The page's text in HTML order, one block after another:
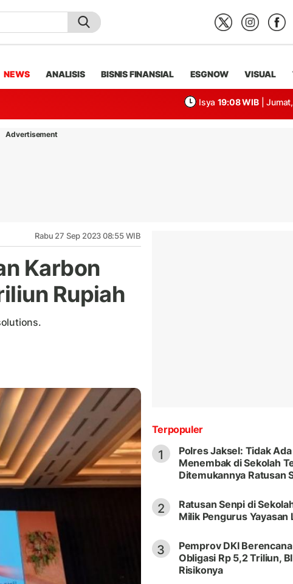
NEWS ANALISIS BISNIS FINANSIAL ESGNOW VISUAL
Isya 19:08 WIB |
Advertisement
Rabu 27 Sep 2023 08:55 WIB
Karbon
Rupiah
Terpopuler
1
Polres Jaksel: Tidak
Menembak di Sekolah
Ditemukannya Ratusan
2
Ratusan Senpi di
Milik Pengurus Yayasan
3
Pemprov DKI
Obligasi Rp 5,2 Triliun,
Risikonya